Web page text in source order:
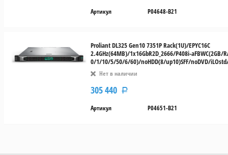
Артикул P04648-B21
Proliant DL325 Gen10 7351P Rack(1U)/EPYC16C
2.4GHz(64MB)/1x16GbR2D_2666/P408i-aFBWC(2GB/
0/1/10/5/50/6/60)/noHDD(8/up10)SFF/noDVD/
Нет в наличии
305 440 Р
Артикул P04651-B21